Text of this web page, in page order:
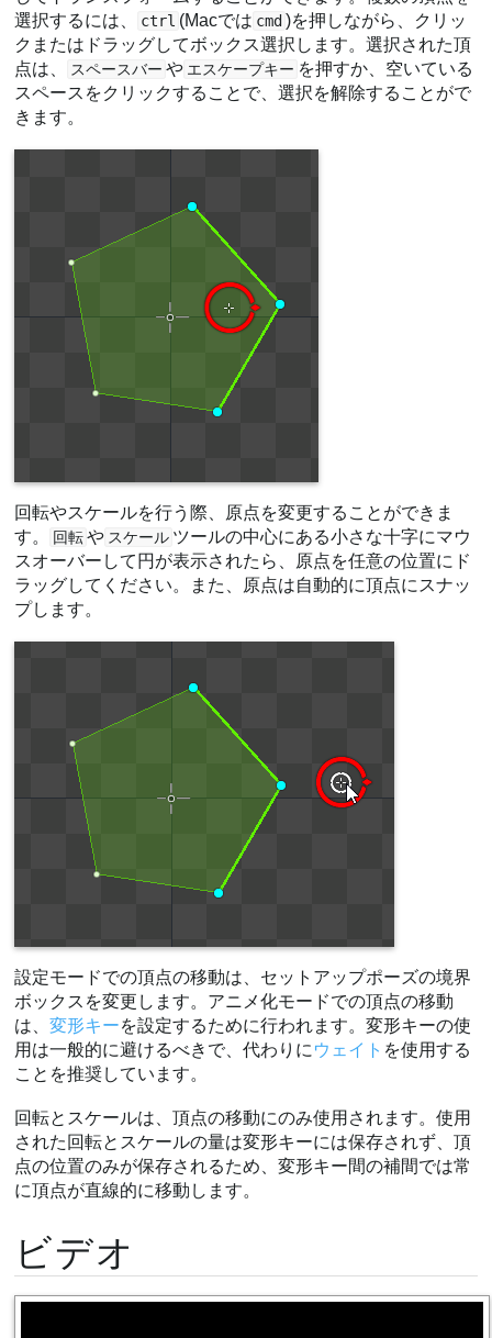
選択するには、
ctrl (Macでは cmd )を押しながら、クリッ
クまたはドラッグしてボックス選択します。選択された頂
点は、
スペースバー や エスケープキー を押すか、空いている
スペースをクリックすることで、選択を解除することがで
きます。
回転やスケールを行う際、原点を変更することができま
す。
回転 や スケール ツールの中心にある小さな十字にマウ
スオーバーして円が表示されたら、原点を任意の位置にド
ラッグしてください。また、原点は自動的に頂点にスナッ
プします。
設定モードでの頂点の移動は、セットアップポーズの境界
ボックスを変更します。アニメ化モードでの頂点の移動
は、変形キーを設定するために行われます。変形キーの使
用は一般的に避けるべきで、代わりに ウェイト を使用する
ことを推奨しています。
回転とスケールは、頂点の移動にのみ使用されます。使用
された回転とスケールの量は変形キーには保存されず、頂
点の位置のみが保存されるため、変形キー間の補間では常
に頂点が直線的に移動します。
ビデオ